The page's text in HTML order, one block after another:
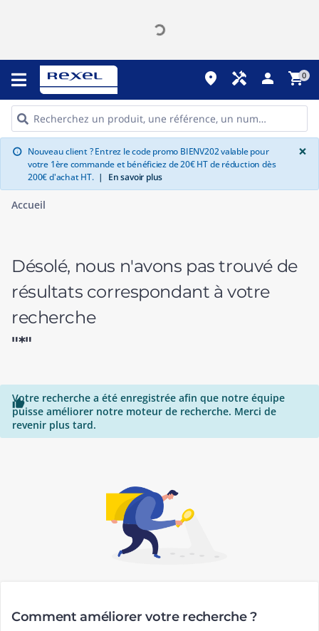
place handyman person shopping_cart0
info Nouveau client ? Entrez le code promo BIENV202 valable pour
votre 1ère commande et bénéficiez de 20€ HT de réduction dès
200€ d'achat HT. | En savoir plus
×
Accueil
Désolé, nous n'avons pas trouvé de
résultats correspondant à votre
recherche
"*"

Votre recherche a été enregistrée afin que notre équipe
puisse améliorer notre moteur de recherche. Merci de
revenir plus tard.
Comment améliorer votre recherche ?